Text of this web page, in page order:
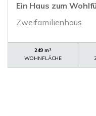
Ein Haus zum
Zweifamilienhaus
249 m²
WOHNFLÄCHE